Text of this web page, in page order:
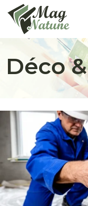
Déco